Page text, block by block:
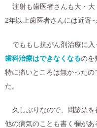
注射も歯医者さんも大・大
2年以上歯医者さんには近寄
でももし抗がん剤治療に入
歯科治療はできなくなるのを
特に痛いところは無かった
た。
久しぶりなので、問診票を
他の病気のことも書く欄があ